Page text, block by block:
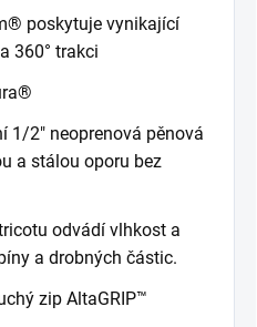
poskytuje vynikající
360° trakci
1/2" neoprenová pěnová
a stálou oporu bez
odvádí vlhkost a
a drobných částic.
zip AltaGRIP™